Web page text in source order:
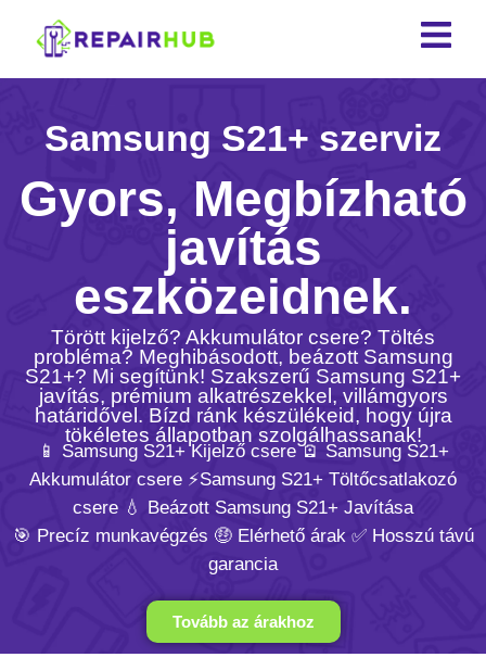
Samsung S21+ szerviz
Gyors, Megbízható
javítás
eszközeidnek.
Törött kijelző? Akkumulátor csere? Töltés
probléma? Meghibásodott, beázott Samsung
S21+? Mi segítünk! Szakszerű Samsung S21+
javítás, prémium alkatrészekkel, villámgyors
határidővel. Bízd ránk készülékeid, hogy újra
tökéletes állapotban szolgálhassanak!
📱 Samsung S21+ Kijelző csere 🪫 Samsung S21+
Akkumulátor csere ⚡️Samsung S21+ Töltőcsatlakozó
csere 💧 Beázott Samsung S21+ Javítása
🎯 Precíz munkavégzés 🤑 Elérhető árak ✅ Hosszú távú
garancia
Tovább az árakhoz